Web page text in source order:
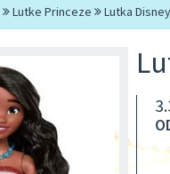
Lutke Princeze Lutka